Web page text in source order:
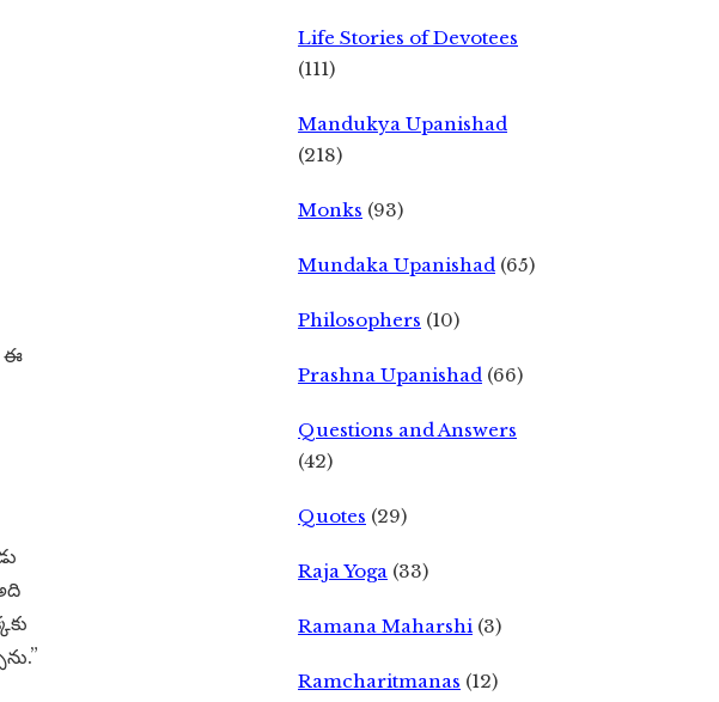
ఈ
Life Stories of Devotees
(111)
Mandukya Upanishad
(218)
Monks (93)
Mundaka Upanishad (65)
Philosophers (10)
Prashna Upanishad (66)
Questions and Answers
(42)
Quotes (29)
Raja Yoga (33)
Ramana Maharshi (3)
Ramcharitmanas (12)